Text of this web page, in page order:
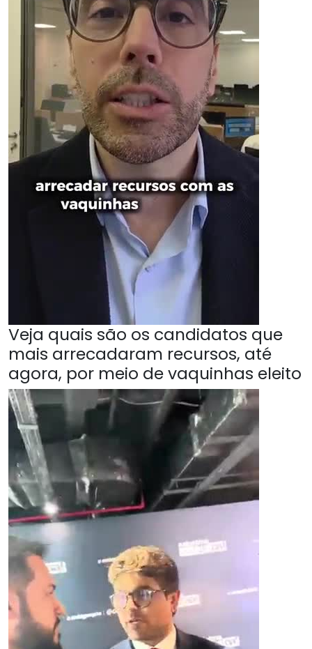
Veja quais são os candidatos que
mais arrecadaram recursos, até
agora, por meio de vaquinhas eleito